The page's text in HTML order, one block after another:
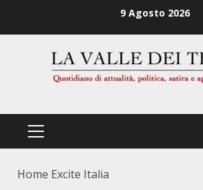
9 Agosto 2026
PRIMÄRES
Home Excite Italia